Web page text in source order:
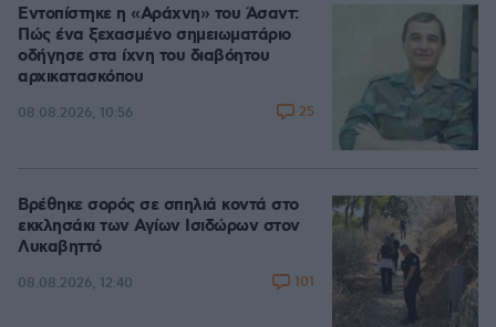
Εντοπίστηκε η «Αράχνη» του Άσαντ:
Πώς ένα ξεχασμένο σημειωματάριο
οδήγησε στα ίχνη του διαβόητου
αρχικατασκόπου
08.08.2026, 10:56 25
Βρέθηκε σορός σε σπηλιά κοντά στο
εκκλησάκι των Αγίων Ισιδώρων στον
Λυκαβηττό
08.08.2026, 12:40 101